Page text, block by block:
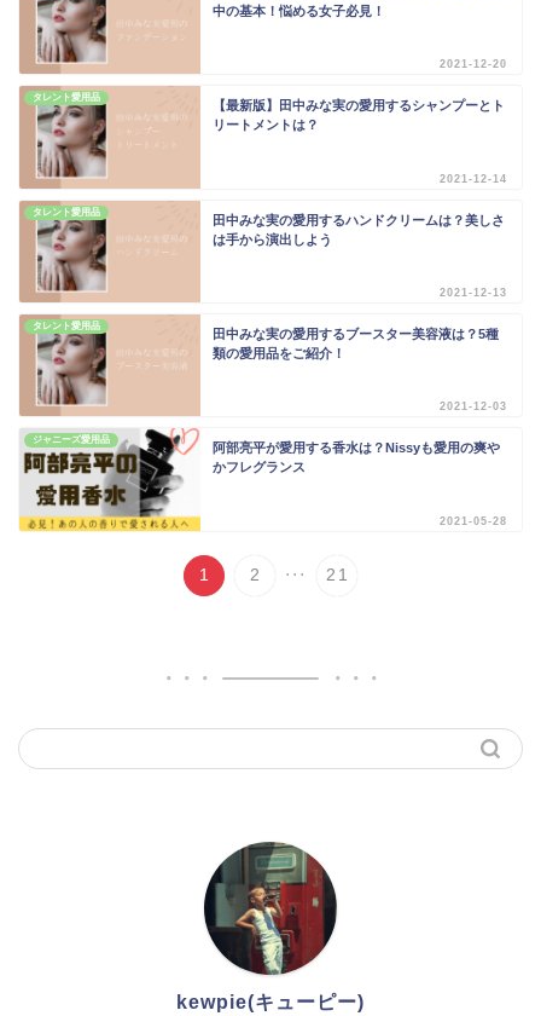
中の基本！悩める女子必見！
2021-12-20
タレント愛用品
【最新版】田中みな実の愛用するシャンプーとト
リートメントは？
2021-12-14
タレント愛用品
田中みな実の愛用するハンドクリームは？美しさ
は手から演出しよう
2021-12-13
タレント愛用品
田中みな実の愛用するブースター美容液は？5種
類の愛用品をご紹介！
2021-12-03
ジャニーズ愛用品
阿部亮平が愛用する香水は？Nissyも愛用の爽や
かフレグランス
2021-05-28
1 2 ... 21
kewpie(キューピー)